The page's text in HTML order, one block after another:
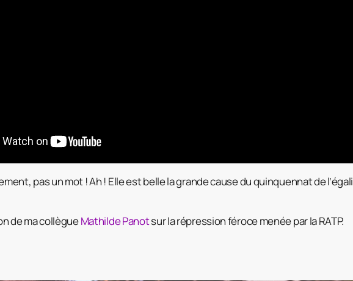
pas un mot ! Ah ! Elle est belle la grande cause du quinquennat de
de ma collègueMathilde Panotsur la répression féroce menée par la RATP.